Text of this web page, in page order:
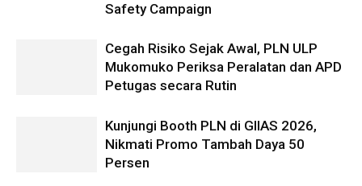
Safety Campaign
Cegah Risiko Sejak Awal, PLN ULP
Mukomuko Periksa Peralatan dan APD
Petugas secara Rutin
Kunjungi Booth PLN di GIIAS 2026,
Nikmati Promo Tambah Daya 50
Persen